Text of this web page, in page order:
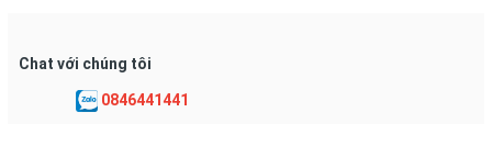
Chat với chúng tôi
0846441441